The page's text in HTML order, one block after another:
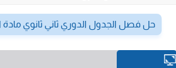
حل فصل الجدول الدوري ثاني ثانوي مادة